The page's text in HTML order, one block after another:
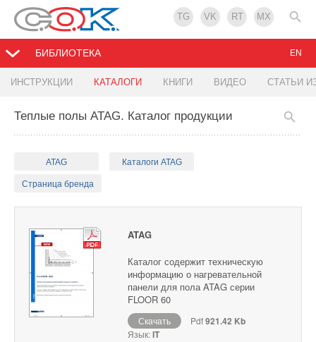
TG VK RT MX
БИБЛИОТЕКА
ИНСТРУКЦИИ КАТАЛОГИ КНИГИ ВИДЕО СТАТЬИ
EN
Теплые полы ATAG. Каталог продукции
ATAG Каталоги ATAG
Страница бренда
ATAG
Каталог содержит техническую
информацию о нагревательной
панели для пола ATAG серии
FLOOR 60
Скачать Pdf921.42 Kb
Язык:IT